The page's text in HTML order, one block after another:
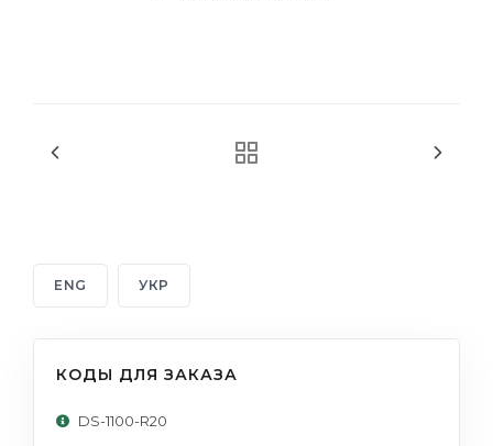
ENG УКР
КОДЫ ДЛЯ ЗАКАЗА
DS-1100-R20